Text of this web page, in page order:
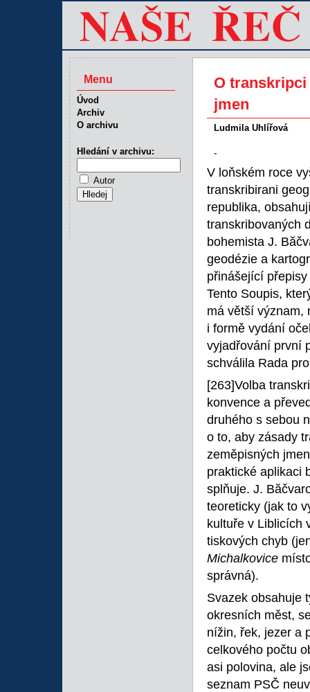
O
jmen
Ludmila Uhlířová
-
V loňském roce
transkribirani
republika,
transkribovaných
bohemista J.
geodézie a
přinášející
Tento Soupis,
má větší význam,
i formě vydání
vyjadřování první
schválila Rada
[263]Volba
konvence a
druhého s sebou
o to, aby zásady
zeměpisných
praktické aplikaci
splňuje. J.
teoreticky (jak to
kultuře v Liblicích
tiskových chyb
Michalkovice
správná).
Svazek obsahuje
okresních měst,
nížin, řek, jezer a
celkového počtu
asi polovina, ale
seznam PSČ
Menu
Úvod
Archiv
O archivu
Hledání v archivu:
Autor